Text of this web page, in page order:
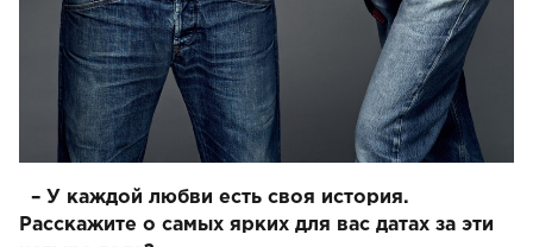
– У каждой любви есть своя история.
Расскажите о самых ярких для вас датах за эти